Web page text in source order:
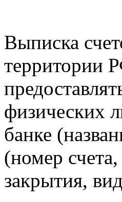
Выписка
территории
физических
банке
(номер
закрытия,